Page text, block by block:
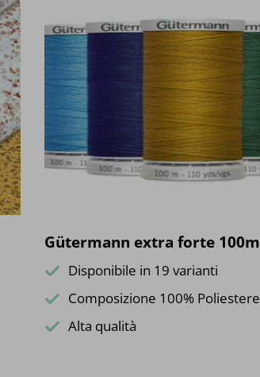
Gütermann extra forte 100m
Disponibile in 19 varianti
Composizione 100% Poliestere
Alta qualità